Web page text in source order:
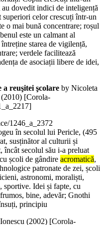
dovedit indici de inteligență
celor crescuți într-un
o mai bună concentrare; roșul
este un calmant al
starea de vigilență,
verdele facilitează
de asociații libere de idei,
reuşitei şcolare by Nicoleta
2010) [Corola-
1246_a_2372
în secolul lui Pericle, (495
susținător al culturii și
secolul său i-a preluat
școli de gândire acromatică,
patronate de zei, școli
astronomi, moraliști,
sportive. Idei și fapte, cu
bine, adevăr; Gnothi
principiu
(2002) [Corola-